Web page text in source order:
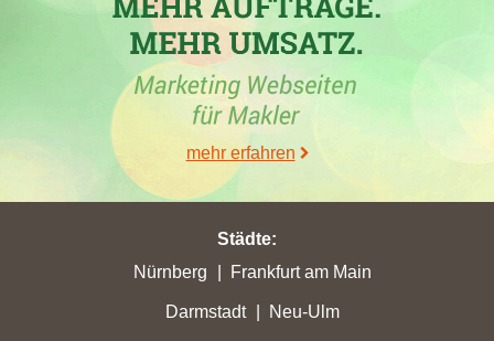
mit der Domainwohnungsverein-dessau.dein der Woche vom
07.01.2025 mit einem Zugewinn von 5,09 ihre bisher höchsten
Stadtpunkte erreicht. Ihre bisher beste Platzierung hat die
Maklerdomain in der StadtDessau-Roßlauerreicht. Hierbei ist
das Maklerunternehmen aus Dessau von Platz 5 um 1 Rang
vorgerückt und befindet sich jetzt auf Position 4. Folgende
Homepage wurde hierbei überholt:
de facto 69,78 Gesamtpunkten hat die Unternehmensseite ihre
mehr erfahren
Städte:
Nürnberg
Frankfurt am Main
Darmstadt Neu-Ulm